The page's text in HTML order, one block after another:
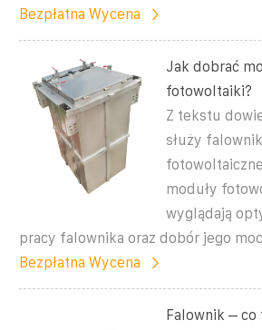
Bezpłatna Wycena
Jak dobrać
fotowoltaiki?
Z tekstu
służy
moduły
wyglądają
pracy falownika oraz dobór jego
Bezpłatna Wycena
Falownik – co